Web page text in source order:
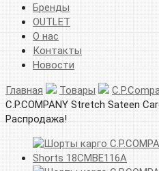
Бренды
OUTLET
О нас
Контакты
Новости
Главная Товары
C.P.COMPANY Stretch Sateen
Распродажа!